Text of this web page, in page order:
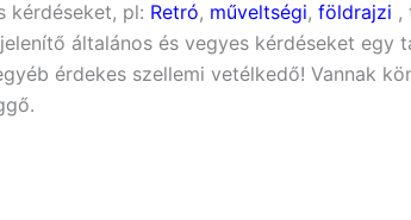
kérdéseket, pl: Retró, műveltségi, földrajzi ,
általános és vegyes kérdéseket egy
érdekes szellemi vetélkedő! Vannak